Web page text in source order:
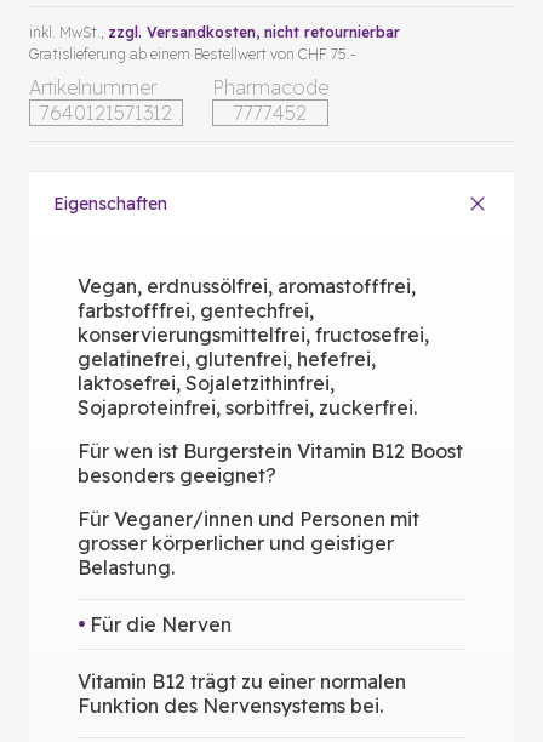
Artikelnummer
7640121571312
Pharmacode
7777452
inkl. MwSt., zzgl. Versandkosten, nicht retournierbar
Gratislieferung ab einem Bestellwert von CHF 75.-
Eigenschaften
Vegan, erdnussölfrei, aromastofffrei,
farbstofffrei, gentechfrei,
konservierungsmittelfrei, fructosefrei,
gelatinefrei, glutenfrei, hefefrei,
laktosefrei, Sojaletzithinfrei,
Sojaproteinfrei, sorbitfrei, zuckerfrei.
Für wen ist Burgerstein Vitamin B12 Boost
besonders geeignet?
Für Veganer/innen und Personen mit
grosser körperlicher und geistiger
Belastung.
Für die Nerven
Vitamin B12 trägt zu einer normalen
Funktion des Nervensystems bei.